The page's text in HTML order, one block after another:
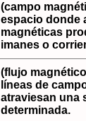
(campo
espacio donde
magnéticas
imanes o
(flujo
líneas de
atraviesan una
determinada.